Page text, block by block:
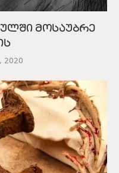
მოსაუბრე
2020